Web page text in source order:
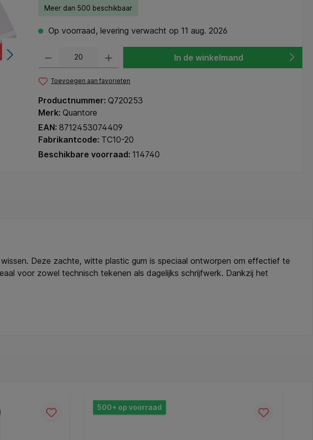
Meer dan 500 beschikbaar
Op voorraad, levering verwacht op 11 aug. 2026
In de winkelmand
Toevoegen aan favorieten
Productnummer: Q720253
Merk: Quantore
EAN: 8712453074409
Fabrikantcode: TC10-20
Beschikbare voorraad: 114740
Deze zachte, witte plastic gum is speciaal ontworpen om effectief te
voor zowel technisch tekenen als dagelijks schrijfwerk. Dankzij het
Kenmerken: * Type: gum. * Afmetingen: 60x21x10mm. * Kleur:
500+ op voorraad